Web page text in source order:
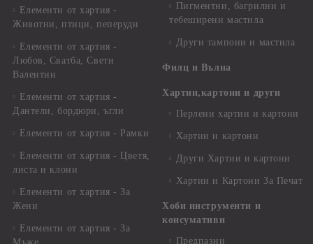
Елементи от хартия -
Животни, птици, пеперуди
Елементи от хартия -
Любов, Сватба, Свети
Валентин
Елементи от хартия -
Дантели, бордюри, ъгли
Елементи от хартия - Рамки
Елементи от хартия - Цветя,
листа и клони
Елементи от хартия - За
Жени
Елементи от хартия - За
Пигментни, багрилни и
тебеширени мастила
Други тампони и мастила
Филц и Вълна
Хартии,картони и други
Перлени хартии и картони
Хартии и картони
Други Хартии и картони
Хартии и Картони За Печат
Хоби инструменти и
консумативи
Предпазни